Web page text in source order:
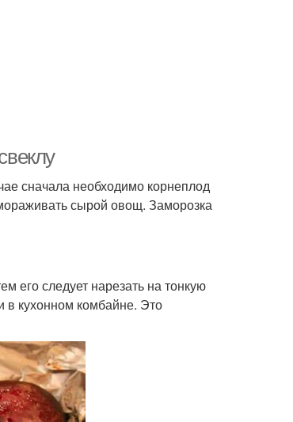
сначала необходимо корнеплод
сырой овощ. Заморозка
его следует нарезать на тонкую
в кухонном комбайне. Это